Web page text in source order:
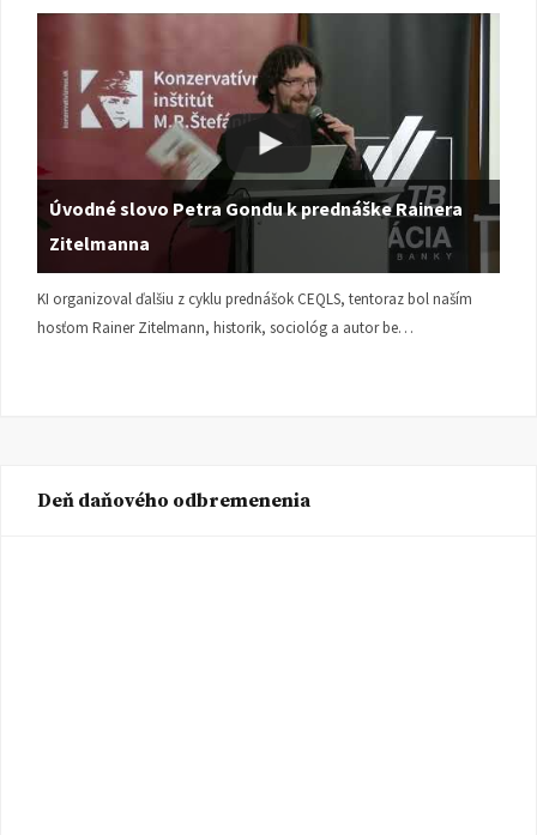
Úvodné slovo Petra Gondu k prednáške Rainera
Zitelmanna
KI organizoval ďalšiu z cyklu prednášok CEQLS, tentoraz bol naším
hosťom Rainer Zitelmann, historik, sociológ a autor be…
Deň daňového odbremenenia